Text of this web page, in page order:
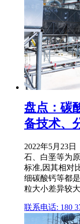
盘点：碳
备技术、
2022年5月23
石、白垩等为
标准,因其相对
细碳酸钙等都
粒大小差异较
联系电话: 180